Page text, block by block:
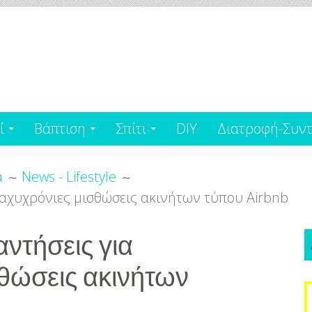
Βάπτιση Σπίτι DIY Διατροφή-
News - Lifestyle
μισθώσεις ακινήτων τύπου Airbnb
για
ακινήτων